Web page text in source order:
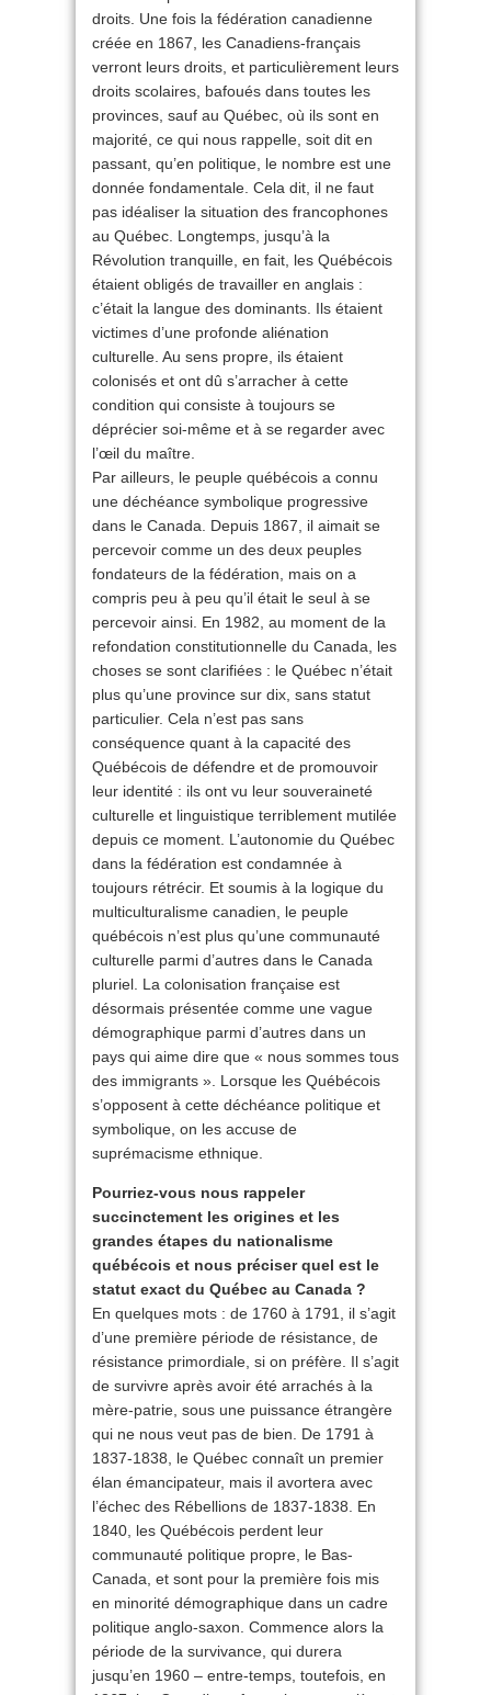
droits. Une fois la fédération canadienne
créée en 1867, les Canadiens-français
verront leurs droits, et particulièrement leurs
droits scolaires, bafoués dans toutes les
provinces, sauf au Québec, où ils sont en
majorité, ce qui nous rappelle, soit dit en
passant, qu’en politique, le nombre est une
donnée fondamentale. Cela dit, il ne faut
pas idéaliser la situation des francophones
au Québec. Longtemps, jusqu’à la
Révolution tranquille, en fait, les Québécois
étaient obligés de travailler en anglais :
c’était la langue des dominants. Ils étaient
victimes d’une profonde aliénation
culturelle. Au sens propre, ils étaient
colonisés et ont dû s’arracher à cette
condition qui consiste à toujours se
déprécier soi-même et à se regarder avec
l’œil du maître.
Par ailleurs, le peuple québécois a connu
une déchéance symbolique progressive
dans le Canada. Depuis 1867, il aimait se
percevoir comme un des deux peuples
fondateurs de la fédération, mais on a
compris peu à peu qu’il était le seul à se
percevoir ainsi. En 1982, au moment de la
refondation constitutionnelle du Canada, les
choses se sont clarifiées : le Québec n’était
plus qu’une province sur dix, sans statut
particulier. Cela n’est pas sans
conséquence quant à la capacité des
Québécois de défendre et de promouvoir
leur identité : ils ont vu leur souveraineté
culturelle et linguistique terriblement mutilée
depuis ce moment. L’autonomie du Québec
dans la fédération est condamnée à
toujours rétrécir. Et soumis à la logique du
multiculturalisme canadien, le peuple
québécois n’est plus qu’une communauté
culturelle parmi d’autres dans le Canada
pluriel. La colonisation française est
désormais présentée comme une vague
démographique parmi d’autres dans un
pays qui aime dire que « nous sommes tous
des immigrants ». Lorsque les Québécois
s’opposent à cette déchéance politique et
symbolique, on les accuse de
suprémacisme ethnique.
Pourriez-vous nous rappeler
succinctement les origines et les
grandes étapes du nationalisme
québécois et nous préciser quel est le
statut exact du Québec au Canada ?
En quelques mots : de 1760 à 1791, il s’agit
d’une première période de résistance, de
résistance primordiale, si on préfère. Il s’agit
de survivre après avoir été arrachés à la
mère-patrie, sous une puissance étrangère
qui ne nous veut pas de bien. De 1791 à
1837-1838, le Québec connaît un premier
élan émancipateur, mais il avortera avec
l’échec des Rébellions de 1837-1838. En
1840, les Québécois perdent leur
communauté politique propre, le Bas-
Canada, et sont pour la première fois mis
en minorité démographique dans un cadre
politique anglo-saxon. Commence alors la
période de la survivance, qui durera
jusqu’en 1960 – entre-temps, toutefois, en